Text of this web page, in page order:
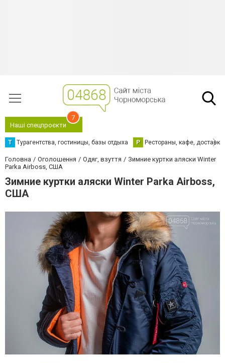
Наші спецпроєкти
7
Т Турагентства, гостиницы, базы отдыха Р Рестораны, кафе,
Головна Оголошення Одяг, взуття
Зимние куртки аляски Winter
Parka Airboss, США
Зимние куртки аляски Winter Parka Airboss,
США